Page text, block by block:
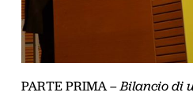
PARTE PRIMA –Bilancio di